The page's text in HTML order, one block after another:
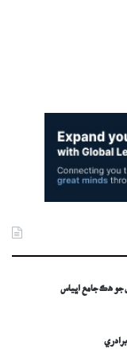
جو هڪ جامع اڀياس